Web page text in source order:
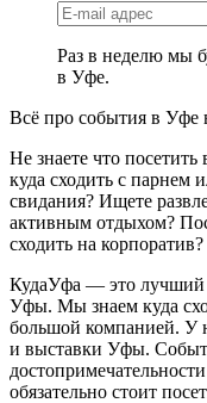
Раз в неделю мы
в Уфе.
Всё про события в Уфе
Не знаете что
куда сходить с парнем
свидания? Ищете
активным отдыхом?
сходить на
КудаУфа — это лучший
Уфы. Мы знаем куда
большой компанией. У
и выставки Уфы.
обязательно стоит